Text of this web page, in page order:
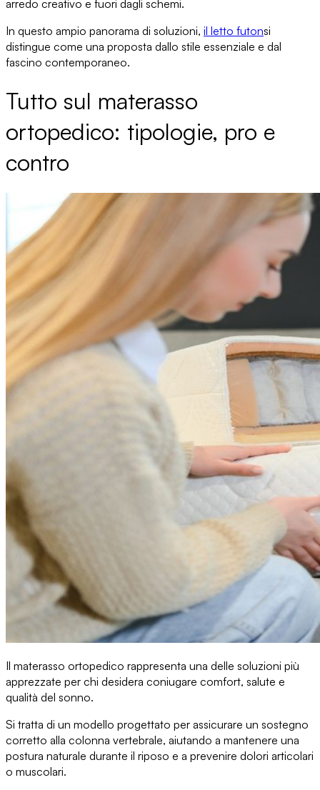
arredo creativo e fuori dagli schemi.
In questo ampio panorama di soluzioni, il letto futonsi
distingue come una proposta dallo stile essenziale e dal
fascino contemporaneo.
Tutto sul materasso
ortopedico: tipologie, pro e
contro
Il materasso ortopedico rappresenta una delle soluzioni più
apprezzate per chi desidera coniugare comfort, salute e
qualità del sonno.
Si tratta di un modello progettato per assicurare un sostegno
corretto alla colonna vertebrale, aiutando a mantenere una
postura naturale durante il riposo e a prevenire dolori articolari
o muscolari.